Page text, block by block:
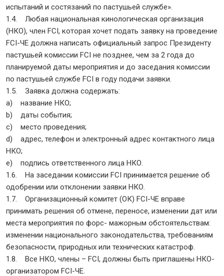
испытаний и состязаний по пастушьей службе».
1.4. Любая национальная кинологическая организация
(НКО), член FCI, которая хочет подать заявку на проведение
FCI-ЧЕ должна написать официальный запрос Президенту
пастушьей комиссии FCI не позднее, чем за 2 года до
планируемой даты мероприятия и до заседания комиссии
по пастушьей службе FCI в году подачи заявки.
1.5. Заявка должна содержать:
a) название НКО;
b) даты события;
c) место проведения;
d) адрес, телефон и электронный адрес контактного лица
НКО;
e) подпись ответственного лица НКО.
1.6. На заседании комиссии FCI принимается решение об
одобрении или отклонении заявки НКО.
1.7. Организационный комитет (ОК) FCI-ЧЕ вправе
принимать решения об отмене, переносе, изменении дат или
места мероприятия по форс- мажорным обстоятельствам:
изменении национального законодательства, требованиям
безопасности, природных или технических катастроф.
1.8. Все НКО, члены – FCI, должны быть приглашены НКО-
организатором FCI-ЧЕ.